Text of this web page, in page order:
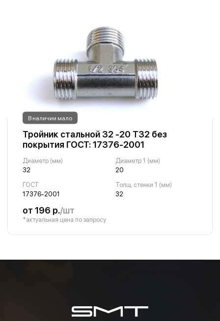
В наличии мало
Тройник стальной 32 -20 Т32 без
покрытия ГОСТ: 17376-2001
Диаметр (мм)
32
Диаметр 1 (мм)
20
ГОСТ
17376-2001
Толщ. стенки 1 (мм)
32
от 196 р./шт
*актуальная цена по запросу